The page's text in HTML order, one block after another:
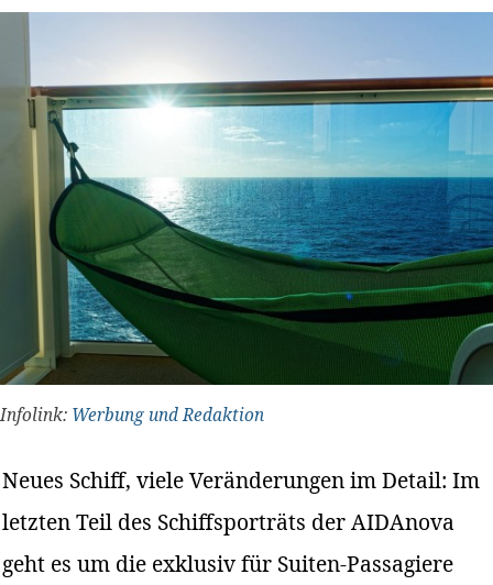
Infolink: Werbung und Redaktion
Neues Schiff, viele Veränderungen im Detail: Im
letzten Teil des Schiffsporträts der AIDAnova
geht es um die exklusiv für Suiten-Passagiere
"Transparent und ehrlich"